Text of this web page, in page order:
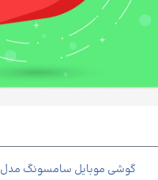
گوشی موبایل سامسونگ مدل